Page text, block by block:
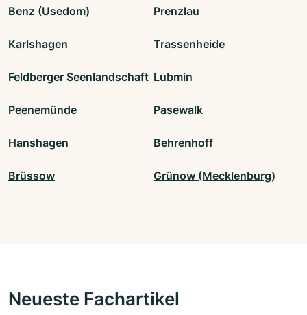
Benz (Usedom) Prenzlau
Karlshagen Trassenheide
Feldberger Seenlandschaft Lubmin
Peenemünde Pasewalk
Hanshagen Behrenhoff
Brüssow Grünow (Mecklenburg)
Neueste Fachartikel